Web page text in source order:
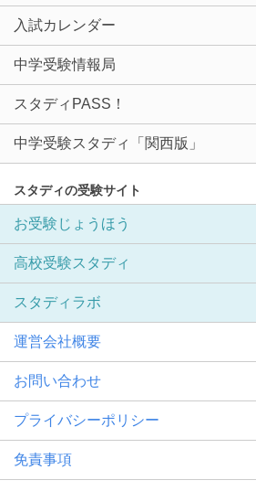
入試カレンダー
中学受験情報局
スタディPASS！
中学受験スタディ「関西版」
スタディの受験サイト
お受験じょうほう
高校受験スタディ
スタディラボ
運営会社概要
お問い合わせ
プライバシーポリシー
免責事項